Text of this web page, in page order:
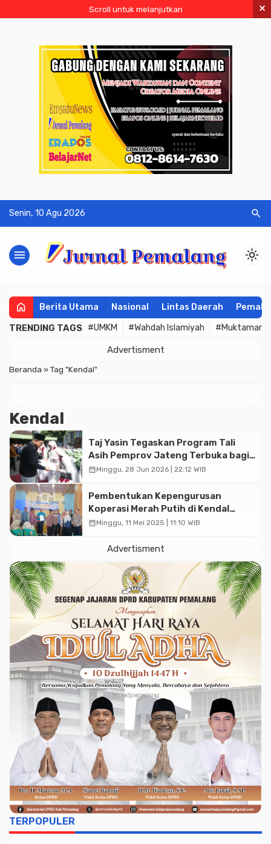
Scroll untuk melanjutkan ×
Senin, 10 Agu 2026 search
menu light_mode
home Berita Utama Nasional Lintas Daerah
TRENDING TAGS #UMKM #Wahdah Islamiyah #Muktamar
Advertisment
Beranda »Tag "Kendal"
Kendal
Taj Yasin Tegaskan Program Tali
Asih Pemprov Jateng Terbuka bagi
Semua Penghafal Kitab Suci
calendar_monthMinggu, 28 Jun 2026 | 22:12 WIB
Pembentukan Kepengurusan
Koperasi Merah Putih di Kendal
Rampung Dimusyawarahkan
calendar_monthMinggu, 11 Mei 2025 | 11:10 WIB
Advertisment
TERPOPULER